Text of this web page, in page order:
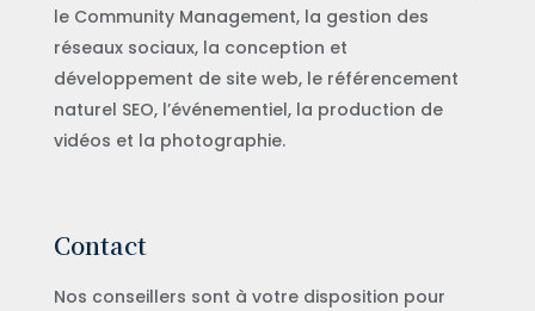
le Community Management, la gestion des
réseaux sociaux, la conception et
développement de site web, le référencement
naturel SEO, l’événementiel, la production de
vidéos et la photographie.
Contact
Nos conseillers sont à votre disposition pour